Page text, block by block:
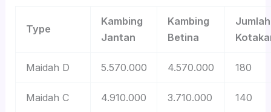
Type
Kambing
Jantan
Kambing
Betina
Jumlah
Maidah D 5.570.000 4.570.000 180
Maidah C 4.910.000 3.710.000 140